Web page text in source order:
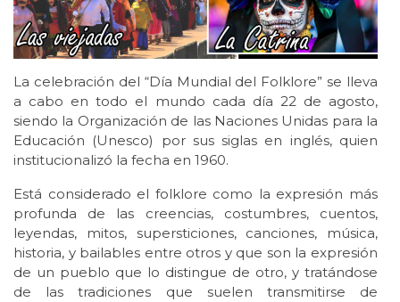
La celebración del “Día Mundial del Folklore” se lleva
a cabo en todo el mundo cada día 22 de agosto,
siendo la Organización de las Naciones Unidas para la
Educación (Unesco) por sus siglas en inglés, quien
institucionalizó la fecha en 1960.
Está considerado el folklore como la expresión más
profunda de las creencias, costumbres, cuentos,
leyendas, mitos, supersticiones, canciones, música,
historia, y bailables entre otros y que son la expresión
de un pueblo que lo distingue de otro, y tratándose
de las tradiciones que suelen transmitirse de